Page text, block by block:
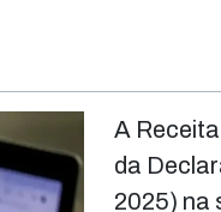
A
da
2025) na